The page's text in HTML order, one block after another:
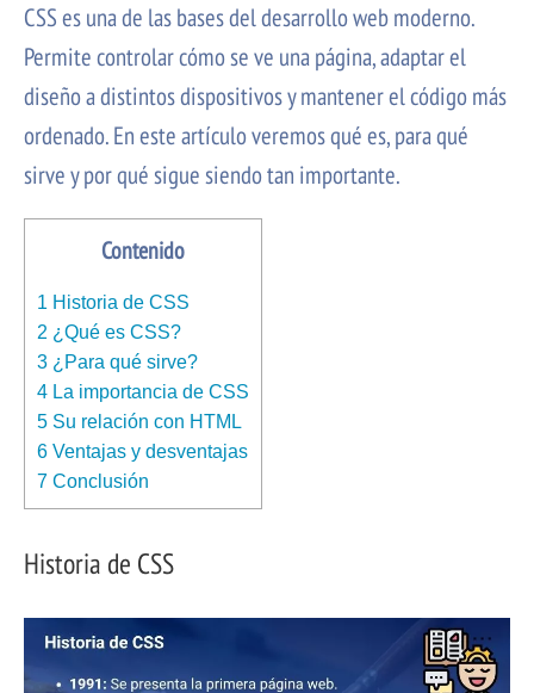
CSS es una de las bases del desarrollo web moderno.
Permite controlar cómo se ve una página, adaptar el
diseño a distintos dispositivos y mantener el código más
ordenado. En este artículo veremos qué es, para qué
sirve y por qué sigue siendo tan importante.
Contenido
1 Historia de CSS
2 ¿Qué es CSS?
3 ¿Para qué sirve?
4 La importancia de CSS
5 Su relación con HTML
6 Ventajas y desventajas
7 Conclusión
Historia de CSS